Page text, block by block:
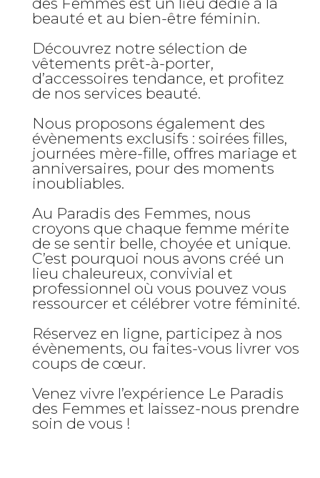
beauté et au bien-être féminin.
Découvrez notre sélection de
vêtements prêt-à-porter,
d’accessoires tendance, et profitez
de nos services beauté.
Nous proposons également des
évènements exclusifs : soirées filles,
journées mère-fille, offres mariage et
anniversaires, pour des moments
inoubliables.
Au Paradis des Femmes, nous
croyons que chaque femme mérite
de se sentir belle, choyée et unique.
C’est pourquoi nous avons créé un
lieu chaleureux, convivial et
professionnel où vous pouvez vous
ressourcer et célébrer votre féminité.
Réservez en ligne, participez à nos
évènements, ou faites-vous livrer vos
coups de cœur.
Venez vivre l’expérience Le Paradis
des Femmes et laissez-nous prendre
soin de vous !